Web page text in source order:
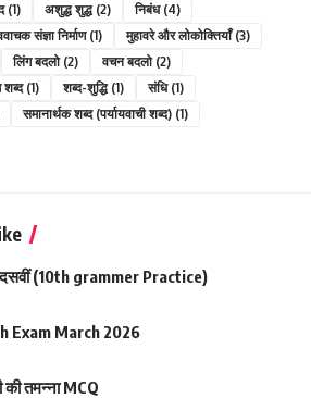
(1) अशुद्ध शुद्ध(2) निबंध(4)
संज्ञा निर्माण(1) मुहावरे और लोकोक्तियाँ(3)
लिंग बदलो(2) वचन बदलो(2)
शब्द(1) शब्द-शुद्धि(1) संधि(1)
समानार्थक शब्द (पर्यायवाची शब्द) (1)
दसवीं (10th grammer Practice)
Exam March 2026
तमन्ना MCQ